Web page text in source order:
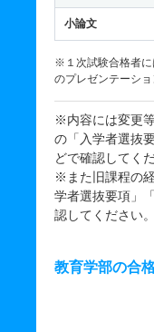
小論文
※１次試験合格者に
のプレゼンテーショ
※内容には変更
の「入学者選抜
どで確認してくだ
※また旧課程の
学者選抜要項」
認してください。
教育学部の合